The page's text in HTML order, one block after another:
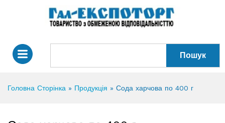
Пошук
Головна Сторінка » Продукція » Сода харчова по 400 г